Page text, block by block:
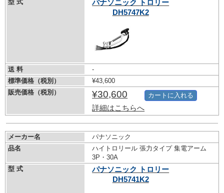
型 式
パナソニック トロリー
DH5747K2
送 料
-
標準価格（税別）
¥43,600
販売価格（税別）
¥30,600
詳細はこちらへ
カートに入れる
メーカー名
パナソニック
品名
ハイトロリール 張力タイプ 集電アーム
3P・30A
型 式
パナソニック トロリー
DH5741K2